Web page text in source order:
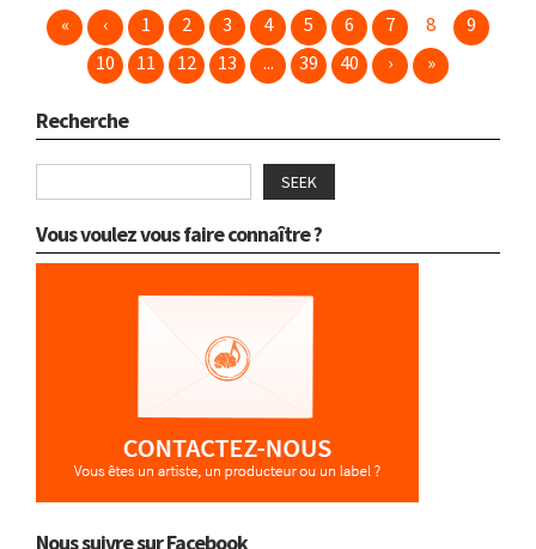
« ‹ 1 2 3 4 5 6 7 8
9
10
11 12 13 ... 39 40 › »
Recherche
SEEK
Vous voulez vous faire connaître ?
Nous suivre sur Facebook